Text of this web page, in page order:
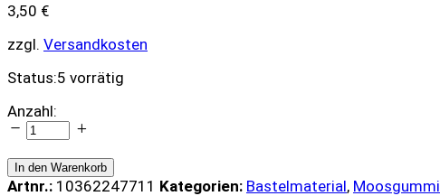
3,50 €
zzgl. Versandkosten
Status:5 vorrätig
Moosgummi
Sticker
Piraten
selbstklebend
quantity
Anzahl:
In den Warenkorb
Artnr.: 10362247711 Kategorien: Bastelmaterial, Moosgummi